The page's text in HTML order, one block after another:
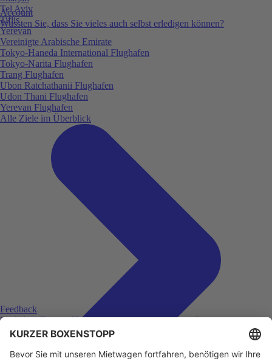
Account
Wussten Sie, dass Sie vieles auch selbst erledigen können?
Feedback
Sie haben Fragen, Unklarheiten oder Feedback zu ihrer
zurückliegenden Buchung?
Tel Aviv
Tiflis
Yerevan
Vereinigte Arabische Emirate
Tokyo-Haneda International Flughafen
Tokyo-Narita Flughafen
Trang Flughafen
Ubon Ratchathanii Flughafen
Udon Thani Flughafen
Yerevan Flughafen
Alle Ziele im Überblick